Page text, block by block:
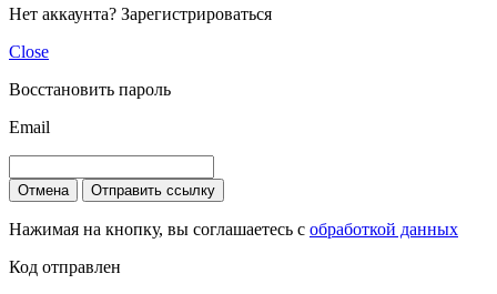
Нет аккаунта? Зарегистрироваться
Close
Восстановить пароль
Email
Отмена Отправить ссылку
Нажимая на кнопку, вы соглашаетесь с обработкой данных
Код отправлен